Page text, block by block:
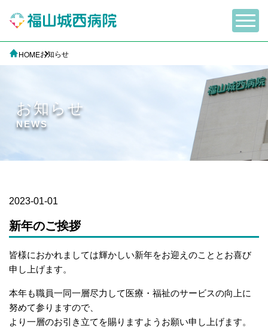
HOMEお知らせ
お知らせ
NEWS
2023-01-01
新年のご挨拶
皆様におかれましては輝かしい新年をお迎えのこととお喜び
申し上げます。
本年も職員一同一層尽力して医療・福祉のサービスの向上に
努めて参りますので、
より一層のお引き立てを賜りますようお願い申し上げます。